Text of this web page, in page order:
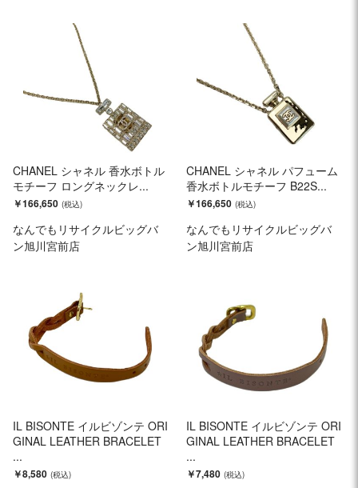
CHANEL シャネル 香水ボトル
モチーフ ロングネックレ...
￥166,650
なんでもリサイクルビッグバ
ン旭川宮前店
CHANEL シャネル パフューム
香水ボトルモチーフ B22S...
￥166,650
なんでもリサイクルビッグバ
ン旭川宮前店
IL BISONTE イルビゾンテ ORI
GINAL LEATHER BRACELET
...
￥8,580
IL BISONTE イルビゾンテ ORI
GINAL LEATHER BRACELET
...
￥7,480